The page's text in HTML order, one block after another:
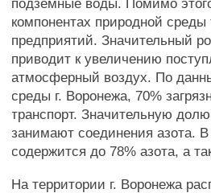
подземные воды. Помимо
компонентах природной
предприятий. Значительный
приводит к увеличению
атмосферный воздух. По
среды г. Воронежа, 70%
транспорт. Значительную
занимают соединения азота.
содержится до 78% азота, а
На территории г. Воронежа